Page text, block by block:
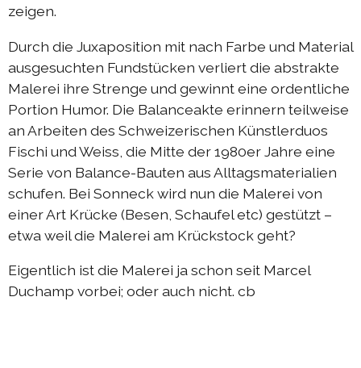
zeigen.
Durch die Juxaposition mit nach Farbe und Material
ausgesuchten Fundstücken verliert die abstrakte
Malerei ihre Strenge und gewinnt eine ordentliche
Portion Humor. Die Balanceakte erinnern teilweise
an Arbeiten des Schweizerischen Künstlerduos
Fischi und Weiss, die Mitte der 1980er Jahre eine
Serie von Balance-Bauten aus Alltagsmaterialien
schufen. Bei Sonneck wird nun die Malerei von
einer Art Krücke (Besen, Schaufel etc) gestützt –
etwa weil die Malerei am Krückstock geht?
Eigentlich ist die Malerei ja schon seit Marcel
Duchamp vorbei; oder auch nicht. cb